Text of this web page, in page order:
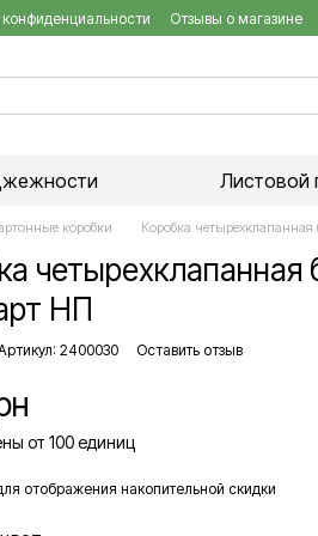
Отзывы о магазине
Листовой
коробки Коробка
НП
2400030 Оставить отзыв
от 100 единиц
отображения накопительной скидки